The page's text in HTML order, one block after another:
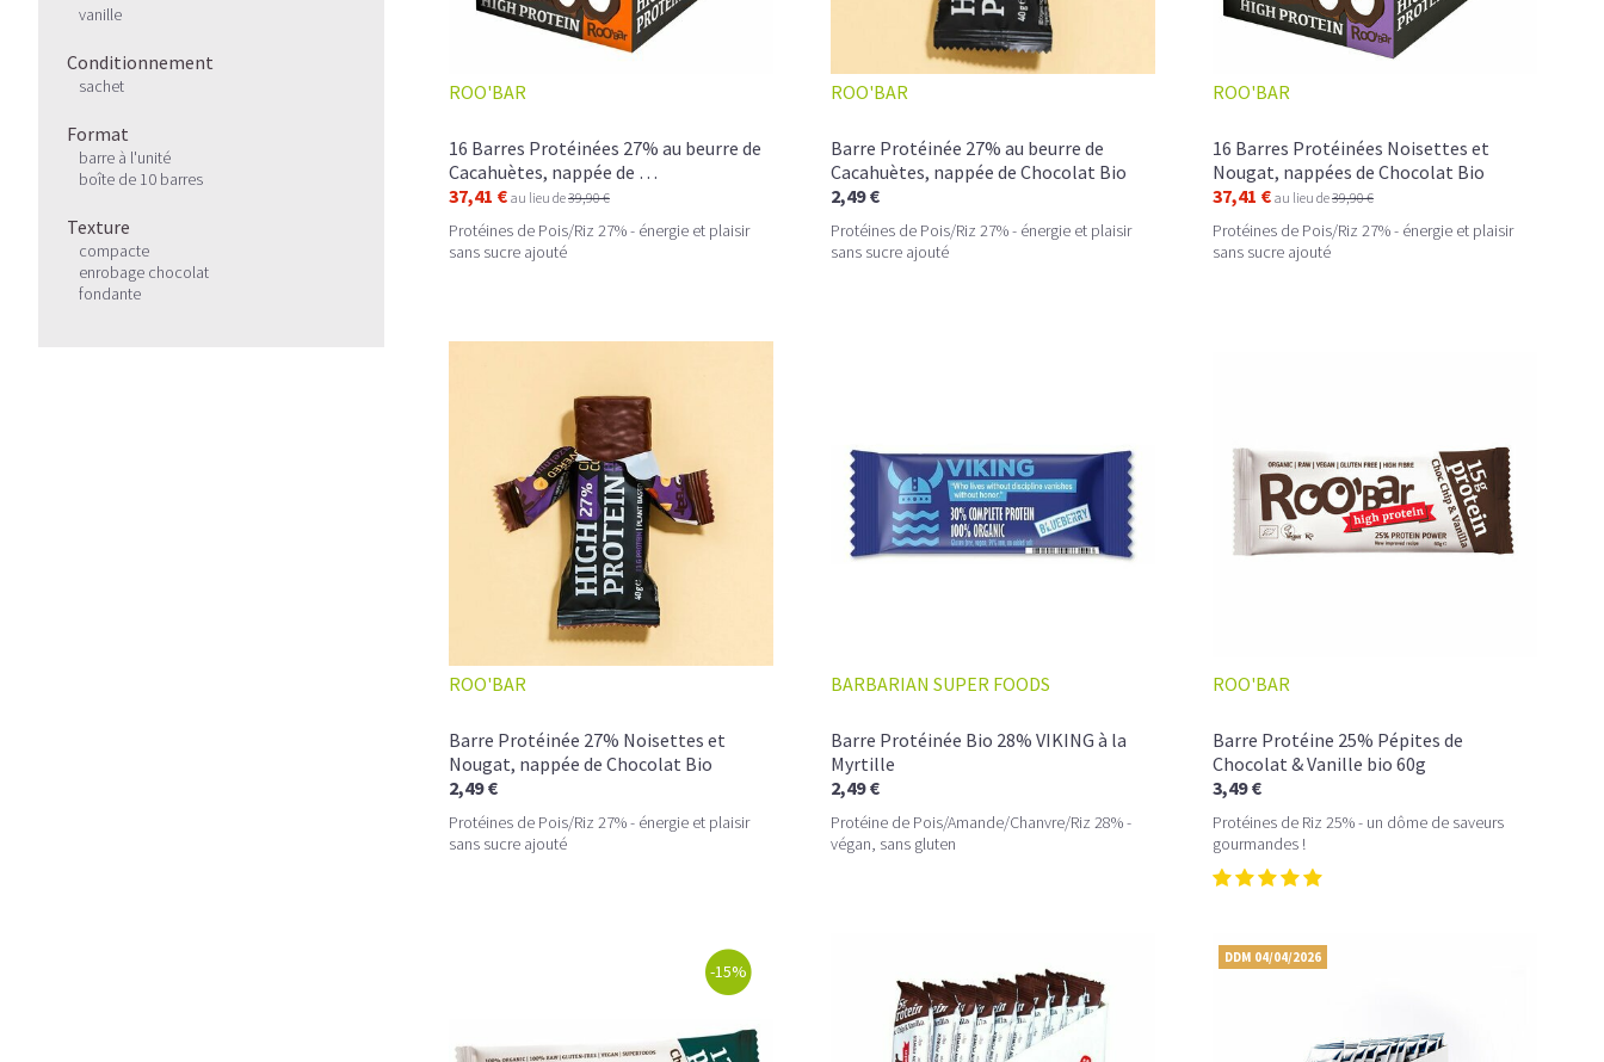
vanille
Conditionnement
sachet
Format
barre à l'unité
boîte de 10 barres
Texture
compacte
enrobage chocolat
fondante
ROO'BAR
16 Barres Protéinées 27% au beurre de
Cacahuètes, nappée de …
37,41 € au lieu de39,90 €
Protéines de Pois/Riz 27% - énergie et plaisir
sans sucre ajouté
ROO'BAR
Barre Protéinée 27% au beurre de
Cacahuètes, nappée de Chocolat Bio
2,49 €
Protéines de Pois/Riz 27% - énergie et plaisir
sans sucre ajouté
ROO'BAR
16 Barres Protéinées Noisettes et
Nougat, nappées de Chocolat Bio
37,41 € au lieu de39,90 €
Protéines de Pois/Riz 27% - énergie et plaisir
sans sucre ajouté
ROO'BAR
Barre Protéinée 27% Noisettes et
Nougat, nappée de Chocolat Bio
2,49 €
Protéines de Pois/Riz 27% - énergie et plaisir
sans sucre ajouté
BARBARIAN SUPER FOODS
Barre Protéinée Bio 28% VIKING à la
Myrtille
2,49 €
Protéine de Pois/Amande/Chanvre/Riz 28% -
végan, sans gluten
ROO'BAR
Barre Protéine 25% Pépites de
Chocolat & Vanille bio 60g
3,49 €
Protéines de Riz 25% - un dôme de saveurs
gourmandes !
-15%
DDM 04/04/2026